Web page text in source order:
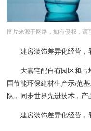
图片来源于网络，如有侵权，请
建房装饰差异化经营，
大嘉宅配自有园区和占
国节能环保建材生产示/范
队，同步世界先进技术，产
建房装饰差异化经营，